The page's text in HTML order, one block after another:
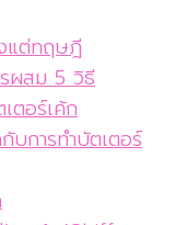
แต่ทฤษฎี
ผสม 5 วิธี
ตอร์เค้ก
บการทำบัตเตอร์